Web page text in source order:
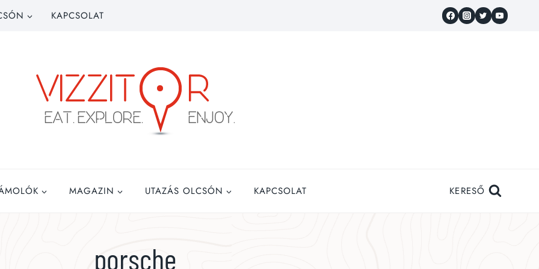
KAPCSOLAT
MAGAZIN UTAZÁS OLCSÓN KAPCSOLAT KERESŐ
porsche